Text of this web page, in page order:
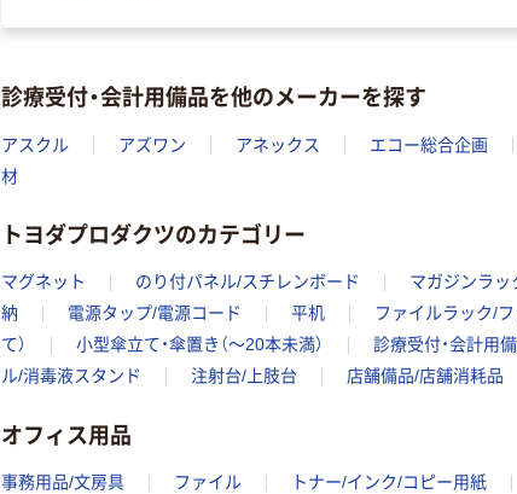
診療受付・会計用備品を他のメーカーを探す
アスクル アズワン アネックス エコー総合企画
材
トヨダプロダクツのカテゴリー
マグネット のり付パネル/スチレンボード マガジンラッ
納
電源タップ/電源コード 平机 ファイルラック/
て）
小型傘立て・傘置き（～20本未満） 診療受付・会計用
ル/消毒液スタンド
注射台/上肢台 店舗備品/店舗消耗品
オフィス用品
事務用品/文房具 ファイル トナー/インク/コピー用紙